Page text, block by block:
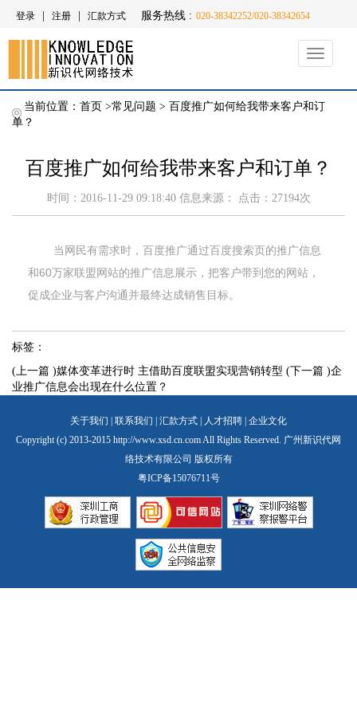
登录 注册 汇款方式 服务热线 : 020-38342252/020-38342654
Toggle
当前位置： 首页 >常见问题 > 百度推广如何给我带来客户和订
单？
百度推广如何给我带来客户和订单？
时间：2016-11-29 09:18:40 信息来源： 点击：27194次
当网民有需求时，百度推广通过百度搜索页的推广信息
和60万家联盟网站的推广信息展示，把客户带到您的网站，
促成企业与客户沟通并最终达成销售目标。
标签：
(上一篇 )媒体变革进行时 主借助百度联盟实现营销转型 (下一篇 )企
业推广信息会出现在什么位置？
关于我们 联系我们 汇款方式 人才招聘 企业文化
Copyright (c) 2013-2015 http://www.xsd.cn.com All Rights Reserved. 广州新识代网
络技术有限公司 版权所有
粤ICP备15076711号